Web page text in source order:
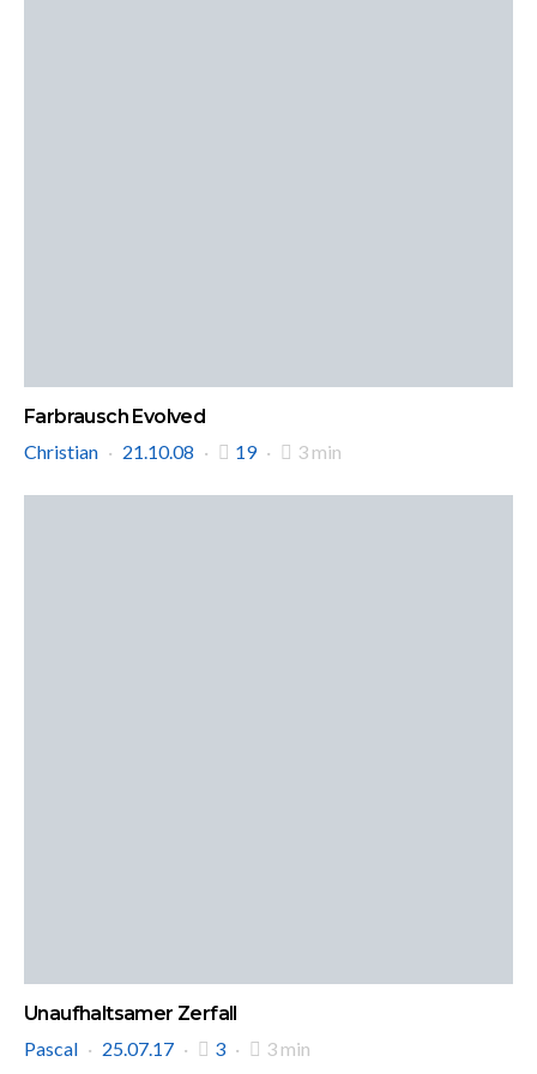
Farbrausch Evolved
Christian
21.10.08 19 3 min
Unaufhaltsamer Zerfall
Pascal
25.07.17 3 3 min